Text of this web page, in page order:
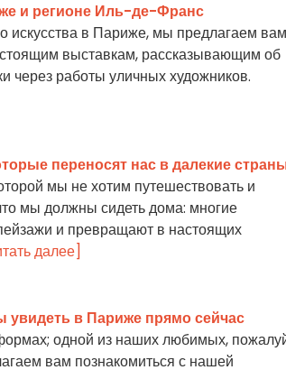
и регионе Иль-де-Франс
искусства в Париже, мы предлагаем вам
выставкам, рассказывающим об
через работы уличных художников.
переносят нас в далекие
мы не хотим путешествовать и
мы должны сидеть дома: многие
и превращают в настоящих
далее]
в Париже прямо сейчас
одной из наших любимых,
вам познакомиться с нашей